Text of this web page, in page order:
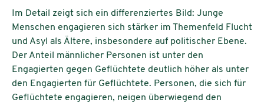
Im Detail zeigt sich ein differenziertes Bild: Junge
Menschen engagieren sich stärker im Themenfeld Flucht
und Asyl als Ältere, insbesondere auf politischer Ebene.
Der Anteil männlicher Personen ist unter den
Engagierten gegen Geflüchtete deutlich höher als unter
den Engagierten für Geflüchtete. Personen, die sich für
Geflüchtete engagieren, neigen überwiegend den